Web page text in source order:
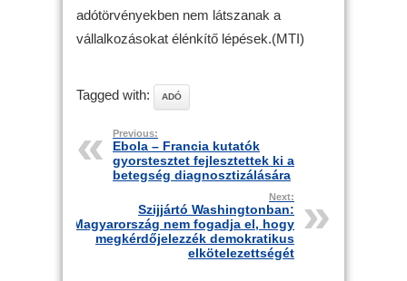
adótörvényekben nem látszanak a
vállalkozásokat élénkítő lépések.(MTI)
Tagged with: ADÓ
Previous:
Ebola – Francia kutatók
gyorstesztet fejlesztettek ki a
betegség diagnosztizálására
Next:
Szijjártó Washingtonban:
Magyarország nem fogadja el, hogy
megkérdőjelezzék demokratikus
elkötelezettségét